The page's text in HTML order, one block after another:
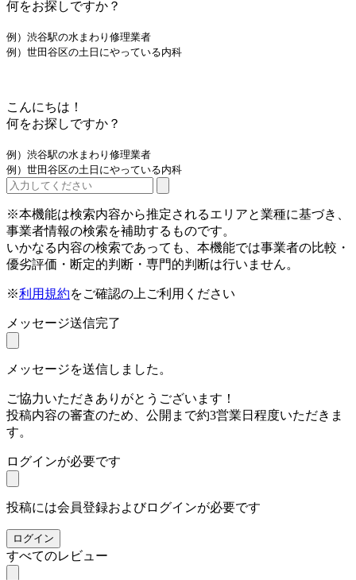
何をお探しですか？
例）渋谷駅の水まわり修理業者
例）世田谷区の土日にやっている内科
こんにちは！
何をお探しですか？
例）渋谷駅の水まわり修理業者
例）世田谷区の土日にやっている内科
※本機能は検索内容から推定されるエリアと業種に基づき、
事業者情報の検索を補助するものです。
いかなる内容の検索であっても、本機能では事業者の比較・
優劣評価・断定的判断・専門的判断は行いません。
※利用規約をご確認の上ご利用ください
メッセージ送信完了
メッセージを送信しました。
ご協力いただきありがとうございます！
投稿内容の審査のため、公開まで約3営業日程度いただきま
す。
ログインが必要です
投稿には会員登録およびログインが必要です
ログイン
すべてのレビュー